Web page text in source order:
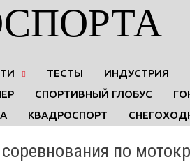
ТЕСТЫ ИНДУСТРИЯ
СПОРТИВНЫЙ ГЛОБУС
КВАДРОСПОРТ
по